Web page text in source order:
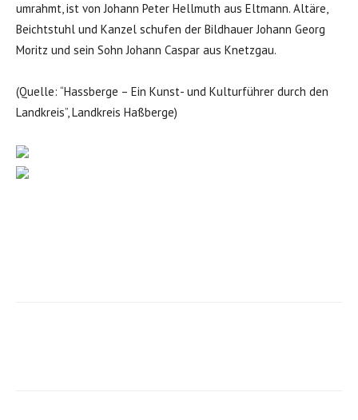
umrahmt, ist von Johann Peter Hellmuth aus Eltmann. Altäre,
Beichtstuhl und Kanzel schufen der Bildhauer Johann Georg
Moritz und sein Sohn Johann Caspar aus Knetzgau.
(Quelle: “Hassberge – Ein Kunst- und Kulturführer durch den
Landkreis”, Landkreis Haßberge)